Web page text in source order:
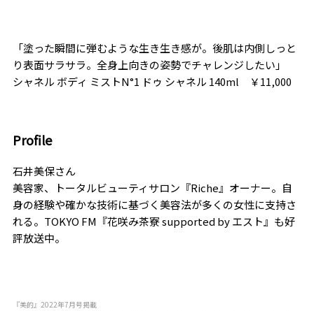
「塗った瞬間に弾むような生き生き感が。後肌は内側しっと
り表面サラサラ。全身上向きの姿勢でチャレンジしたい」
シャネル ボディ ミストN°1 ドゥ シャネル 140ml ￥11,000
Profile
石井美保さん
美容家、トータルビューティサロン『Riche』オーナー。自
身の経験や確かな技術に基づく美容法が多くの女性に支持さ
れる。TOKYO FM『花咲み茶寮 supported by エスト』も好
評放送中。
『美的』2022年7月号掲載